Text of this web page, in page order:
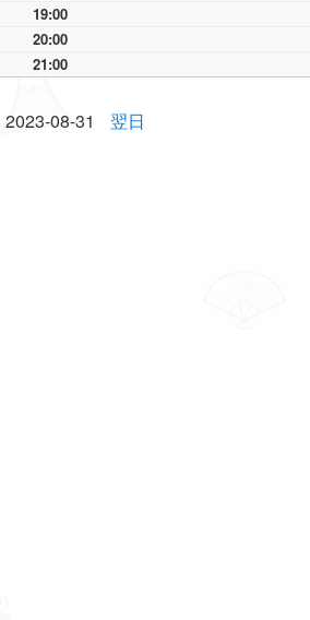
19:00
20:00
21:00
2023-08-31 翌日